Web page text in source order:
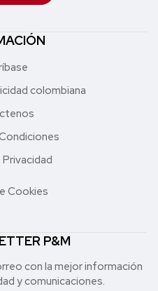
colombiana
Cookies
P&M
con la mejor in formación
y comunicaciones.